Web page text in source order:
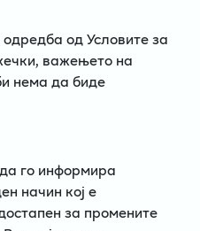
од Условите за
важењето на
нема да биде
го информира
начин кој е
за промените